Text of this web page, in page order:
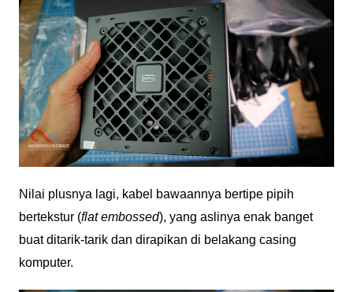
Nilai plusnya lagi, kabel bawaannya bertipe pipih
bertekstur (flat embossed), yang aslinya enak banget
buat ditarik-tarik dan dirapikan di belakang casing
komputer.